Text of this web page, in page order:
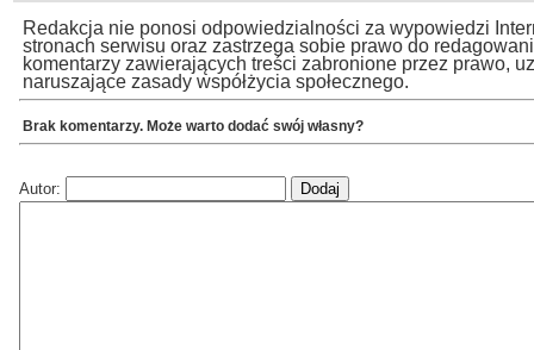
Redakcja nie ponosi odpowiedzialności za wypowiedzi
stronach serwisu oraz zastrzega sobie prawo do
komentarzy zawierających treści zabronione przez prawo,
naruszające zasady współżycia społecznego.
Brak komentarzy. Może warto dodać swój własny?
Autor: